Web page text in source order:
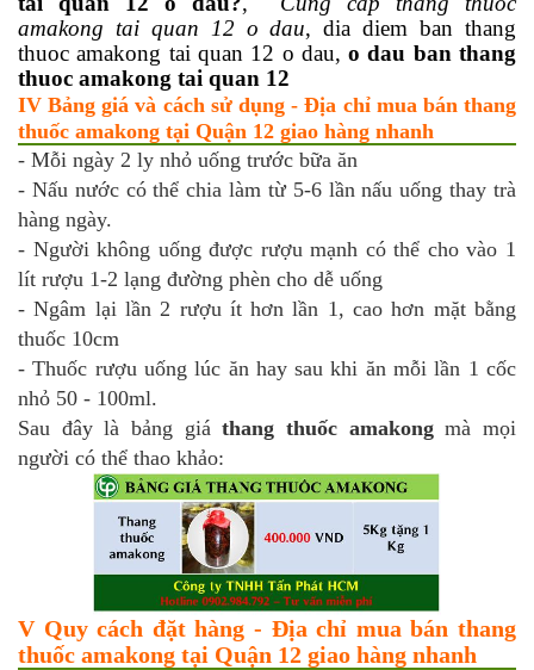
amakong tai quan 12 o dau, dia diem ban thang
thuoc amakong tai quan 12 o dau,o dau ban thang
thuoc amakong tai quan 12
IV Bảng giá và cách sử dụng - Địa chỉ mua bán thang
thuốc amakong tại Quận 12 giao hàng nhanh
- Mỗi ngày 2 ly nhỏ uống trước bữa ăn
- Nấu nước có thể chia làm từ 5-6 lần nấu uống thay trà
hàng ngày.
- Người không uống được rượu mạnh có thể cho vào 1
lít rượu 1-2 lạng đường phèn cho dễ uống
- Ngâm lại lần 2 rượu ít hơn lần 1, cao hơn mặt bằng
thuốc 10cm
- Thuốc rượu uống lúc ăn hay sau khi ăn mỗi lần 1 cốc
nhỏ 50 - 100ml.
Sau đây là bảng giáthang thuốc amakongmà mọi
người có thể thao khảo:
V Quy cách đặt hàng - Địa chỉ mua bán thang
thuốc amakong tại Quận 12 giao hàng nhanh